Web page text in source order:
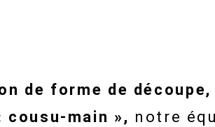
de forme de
main », notre